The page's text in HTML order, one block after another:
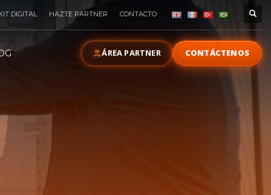
DIGITAL HAZTE PARTNER CONTACTO
ÁREA PARTNER CONTÁCTENOS